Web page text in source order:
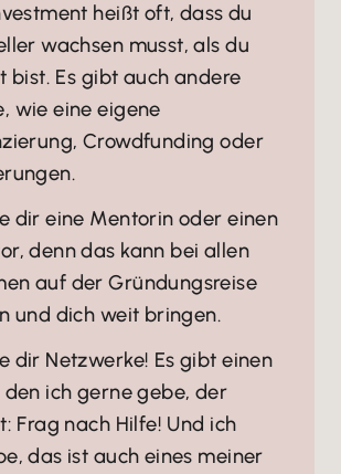
heißt oft, dass du
wachsen musst, als du
bist. Es gibt auch andere
wie eine eigene
Crowdfunding oder
dir eine Mentorin oder einen
denn das kann bei allen
auf der Gründungsreise
und dich weit bringen.
dir Netzwerke! Es gibt einen
den ich gerne gebe, der
Frag nach Hilfe! Und ich
das ist auch eines meiner